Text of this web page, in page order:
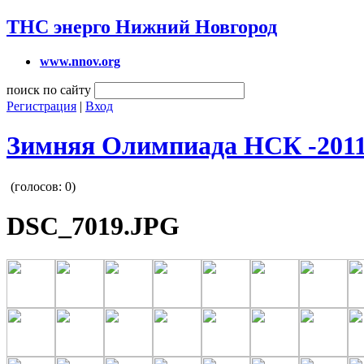
ТНС энерго Нижний Новгород
www.nnov.org
поиск по сайту
Регистрация | Вход
Зимняя Олимпиада НСК -
(голосов: 0)
DSC_7019.JPG